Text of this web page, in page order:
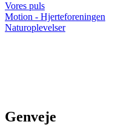
Vores puls
Motion - Hjerteforeningen
Naturoplevelser
Genveje